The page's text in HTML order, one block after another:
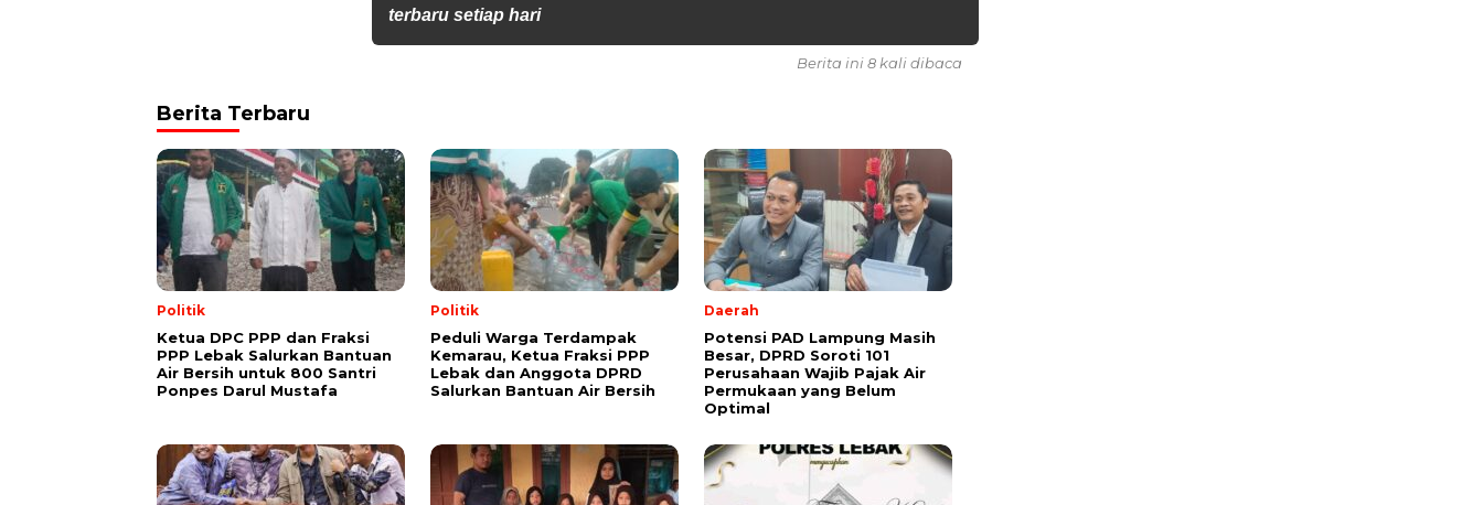
terbaru setiap hari
Berita ini 8 kali dibaca
Berita Terbaru
Politik
Ketua DPC PPP dan Fraksi
PPP Lebak Salurkan Bantuan
Air Bersih untuk 800 Santri
Ponpes Darul Mustafa
Politik
Peduli Warga Terdampak
Kemarau, Ketua Fraksi PPP
Lebak dan Anggota DPRD
Salurkan Bantuan Air Bersih
Daerah
Potensi PAD Lampung Masih
Besar, DPRD Soroti 101
Perusahaan Wajib Pajak Air
Permukaan yang Belum
Optimal